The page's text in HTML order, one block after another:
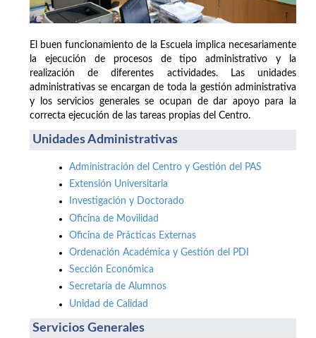
El buen funcionamiento de la Escuela implica necesariamente
la ejecución de procesos de tipo administrativo y la
realización de diferentes actividades. Las unidades
administrativas se encargan de toda la gestión administrativa
y los servicios generales se ocupan de dar apoyo para la
correcta ejecución de las tareas propias del Centro.
Unidades Administrativas
Administración del Centro y Gestión del PAS
Extensión Universitaria
Investigación y Doctorado
Oficina de Movilidad
Oficina de Prácticas Externas
Ordenación Académica y Gestión del PDI
Sección Económica
Secretaría de Alumnos
Unidad de Calidad
Servicios Generales